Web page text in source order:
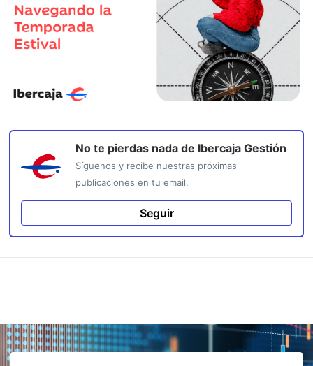
No te pierdas nada de Ibercaja Gestión
Síguenos y recibe nuestras próximas
publicaciones en tu email.
Seguir